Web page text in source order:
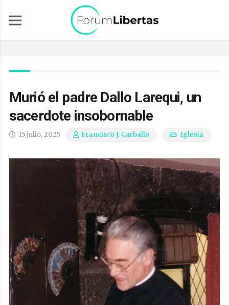
Murió el padre Dallo Larequi, un
sacerdote insobornable
15 julio, 2025 Francisco J. Carballo Iglesia